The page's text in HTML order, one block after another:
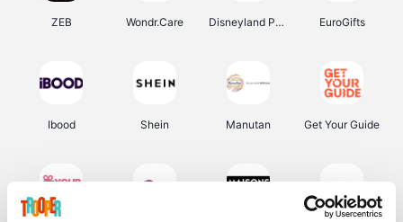
ZEB Wondr.Care Disneyland Paris EuroGifts
Ibood Shein Manutan Get Your Guide